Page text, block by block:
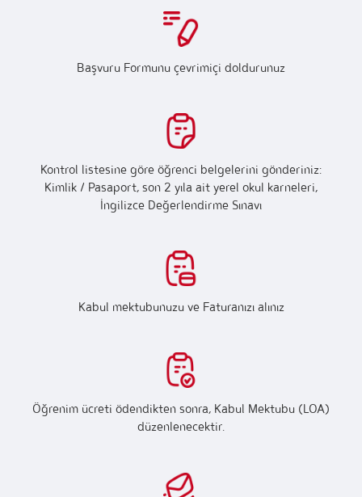
Başvuru Formunu çevrimiçi doldurunuz
Kontrol listesine göre öğrenci belgelerini gönderiniz:
Kimlik / Pasaport, son 2 yıla ait yerel okul karneleri,
İngilizce Değerlendirme Sınavı
Kabul mektubunuzu ve Faturanızı alınız
Öğrenim ücreti ödendikten sonra, Kabul Mektubu (LOA)
düzenlenecektir.